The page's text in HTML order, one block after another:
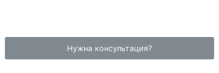
Нужна консультация?